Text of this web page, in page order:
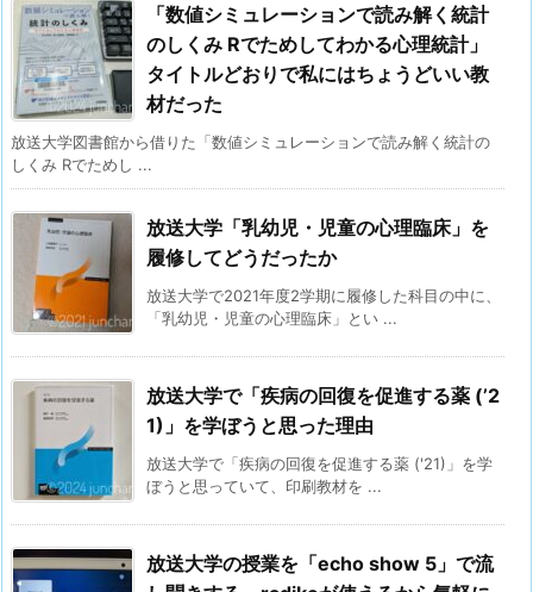
「数値シミュレーションで読み解く統計
のしくみ Rでためしてわかる心理統計」
タイトルどおりで私にはちょうどいい教
材だった
放送大学図書館から借りた「数値シミュレーションで読み解く統計の
しくみ Rでためし ...
放送大学「乳幼児・児童の心理臨床」を
履修してどうだったか
放送大学で2021年度2学期に履修した科目の中に、
「乳幼児・児童の心理臨床」とい ...
放送大学で「疾病の回復を促進する薬 (’2
1)」を学ぼうと思った理由
放送大学で「疾病の回復を促進する薬 ('21)」を学
ぼうと思っていて、印刷教材を ...
放送大学の授業を「echo show 5」で流